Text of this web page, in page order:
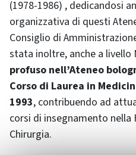
(1978-1986) , dedicandosi
organizzativa di questi
Consiglio di
stata inoltre, anche a livello
profuso nell’Ateneo
Corso di Laurea in
1993, contribuendo ad
corsi di insegnamento nella
Chirurgia.